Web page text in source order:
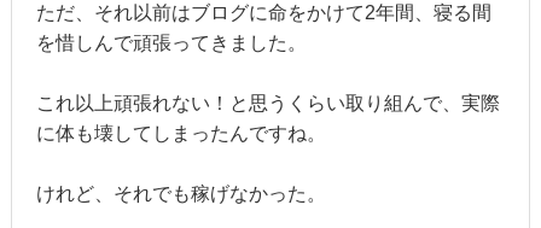
ただ、それ以前はブログに命をかけて2年間、寝る間
を惜しんで頑張ってきました。
これ以上頑張れない！と思うくらい取り組んで、実際
に体も壊してしまったんですね。
けれど、それでも稼げなかった。